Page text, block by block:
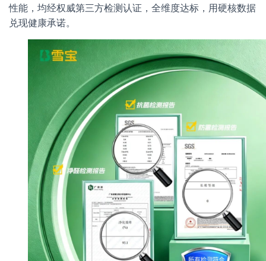
性能，均经权威第三方检测认证，全维度达标，用硬核数据
兑现健康承诺。